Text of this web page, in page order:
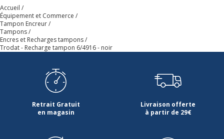
Référence produit fabricant
Caractéristiques générales
Caractéristiques générales
Pièces de rechange disponibles Non renseigné
Accueil
Équipement et Commerce
Tampon Encreur
Tampons
Encres et Recharges tampons
Trodat - Recharge tampon 6/4916 - noir
Retrait Gratuit
en magasin
Livraison offerte
à partir de 29€